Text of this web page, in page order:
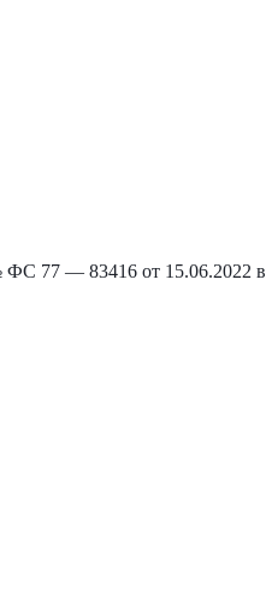
77 — 83416 от 15.06.2022